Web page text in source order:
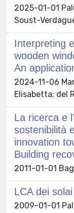
2025-01-01
Soust-
Interpreting
wooden
An
2024-11-06
Elisabetta; del
La ricerca e
sostenibilità
innovation
Building
2011-01-01
LCA dei
2009-01-01